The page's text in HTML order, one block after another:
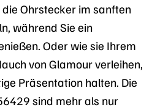
die Ohrstecker im sanften
während Sie ein
Oder wie sie Ihrem
von Glamour verleihen,
Präsentation halten. Die
sind mehr als nur